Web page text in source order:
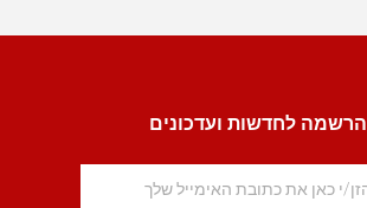
הרשמה לחדשות ועדכונים